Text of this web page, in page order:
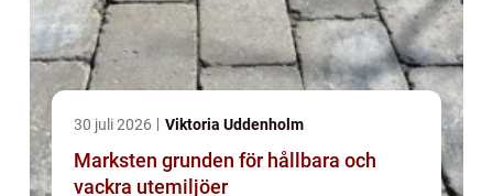
30 juli 2026 Viktoria Uddenholm
Marksten grunden för hållbara och
vackra utemiljöer